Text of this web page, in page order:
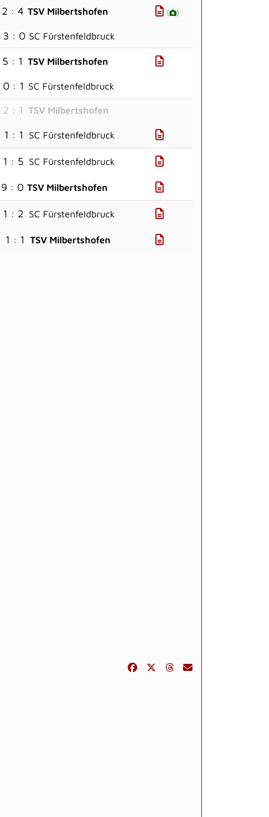
2 : 4 TSV Milbertshofen ( )
3 : 0 SC Fürstenfeldbruck
5 : 1 TSV Milbertshofen
0 : 1 SC Fürstenfeldbruck
2 : 1 TSV Milbertshofen
1 : 1 SC Fürstenfeldbruck
1 : 5 SC Fürstenfeldbruck
9 : 0 TSV Milbertshofen
1 : 2 SC Fürstenfeldbruck
1 : 1 TSV Milbertshofen